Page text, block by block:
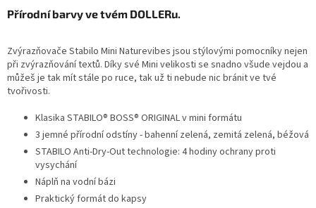
Přírodní barvy ve tvém DOLLERu.
Zvýrazňovače Stabilo Mini Naturevibes jsou stýlovými pomocníky nejen
při zvýrazňování textů. Díky své Mini velikosti se snadno všude vejdou a
můžeš je tak mít stále po ruce, tak už ti nebude nic bránit ve tvé
tvořivosti.
Klasika STABILO® BOSS® ORIGINAL v mini formátu
3 jemné přírodní odstíny - bahenní zelená, zemitá zelená, béžová
STABILO Anti-Dry-Out technologie: 4 hodiny ochrany proti
vysychání
Náplň na vodní bázi
Praktický formát do kapsy